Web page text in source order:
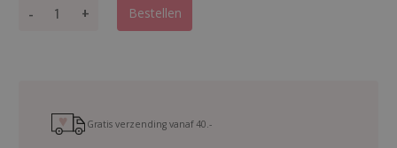
- + Bestellen
Gratis verzending vanaf40.-